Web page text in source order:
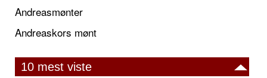
Andreasmønter
Andreaskors mønt
10 mest viste